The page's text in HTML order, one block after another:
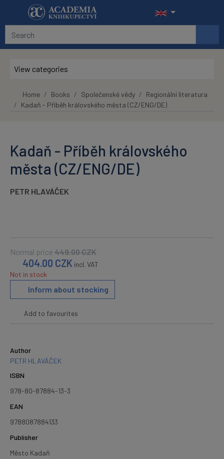
Skip to main content
View categories
Home Books Společenské vědy
Regionální literatura
Kadaň - Příběh královského města (CZ/ENG/DE)
Kadaň - Příběh královského
města (CZ/ENG/DE)
PETR HLAVÁČEK
Normal price 449.00CZK
404.00 CZK incl. VAT
Not in stock
Inform about stocking
Add to favourites
Author
PETR HLAVÁČEK
ISBN
978-80-87884-13-3
EAN
9788087884133
Publisher
Město Kadaň